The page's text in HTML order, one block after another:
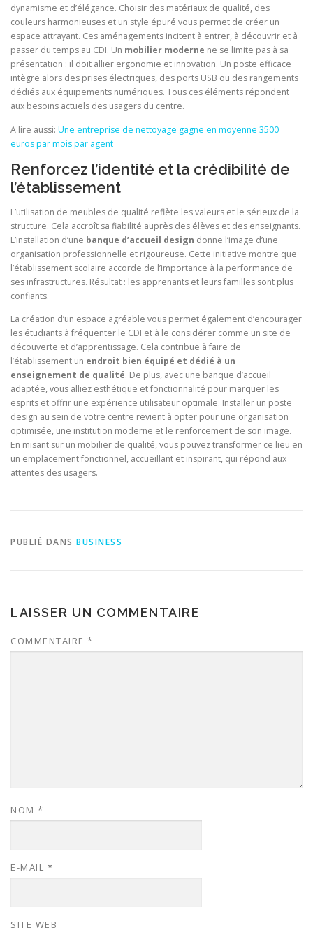
dynamisme et d’élégance. Choisir des matériaux de qualité, des
couleurs harmonieuses et un style épuré vous permet de créer un
espace attrayant. Ces aménagements incitent à entrer, à découvrir et à
passer du temps au CDI. Un mobilier moderne ne se limite pas à sa
présentation : il doit allier ergonomie et innovation. Un poste efficace
intègre alors des prises électriques, des ports USB ou des rangements
dédiés aux équipements numériques. Tous ces éléments répondent
aux besoins actuels des usagers du centre.
A lire aussi: Une entreprise de nettoyage gagne en moyenne 3500
euros par mois par agent
Renforcez l’identité et la crédibilité de
l’établissement
L’utilisation de meubles de qualité reflète les valeurs et le sérieux de la
structure. Cela accroît sa fiabilité auprès des élèves et des enseignants.
L’installation d’une banque d’accueil design donne l’image d’une
organisation professionnelle et rigoureuse. Cette initiative montre que
l’établissement scolaire accorde de l’importance à la performance de
ses infrastructures. Résultat : les apprenants et leurs familles sont plus
confiants.
La création d’un espace agréable vous permet également d’encourager
les étudiants à fréquenter le CDI et à le considérer comme un site de
découverte et d’apprentissage. Cela contribue à faire de
l’établissement un endroit bien équipé et dédié à un
enseignement de qualité. De plus, avec une banque d’accueil
adaptée, vous alliez esthétique et fonctionnalité pour marquer les
esprits et offrir une expérience utilisateur optimale. Installer un poste
design au sein de votre centre revient à opter pour une organisation
optimisée, une institution moderne et le renforcement de son image.
En misant sur un mobilier de qualité, vous pouvez transformer ce lieu en
un emplacement fonctionnel, accueillant et inspirant, qui répond aux
attentes des usagers.
PUBLIÉ DANS BUSINESS
LAISSER UN COMMENTAIRE
COMMENTAIRE *
NOM *
E-MAIL *
SITE WEB